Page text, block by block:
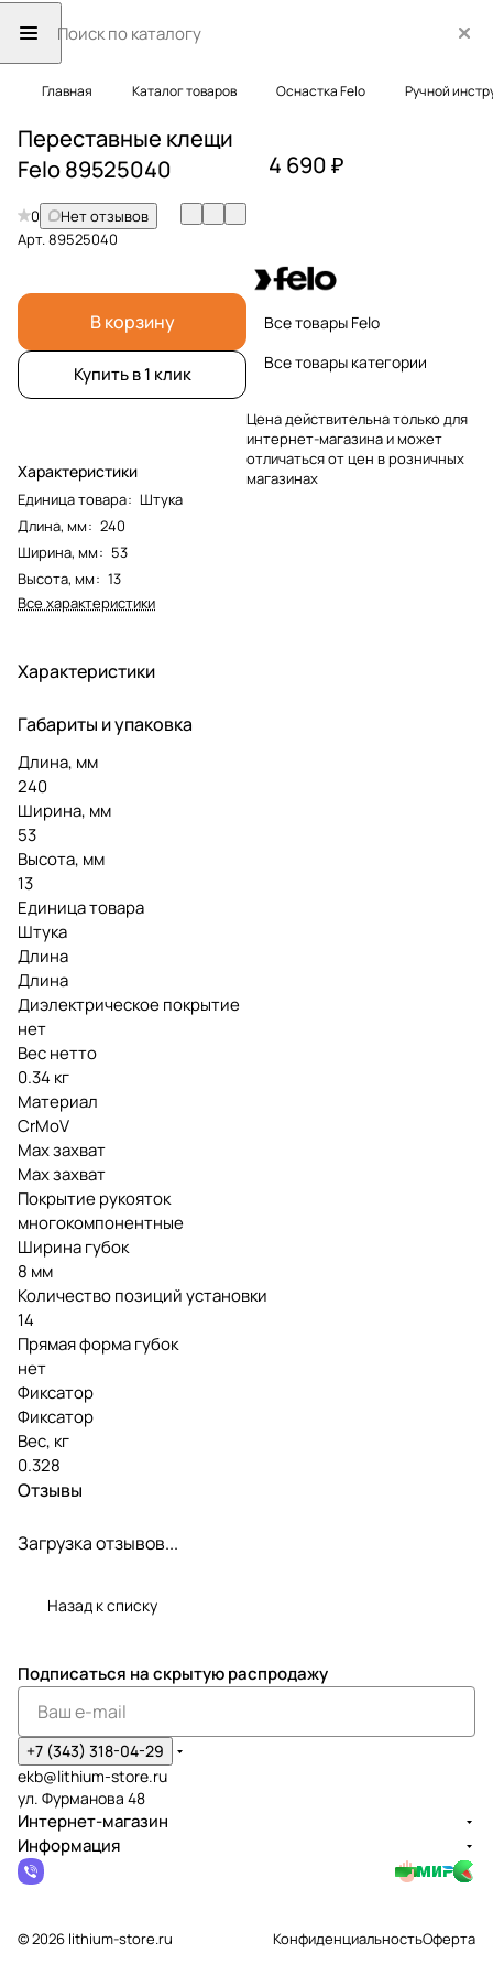
Главная Каталог товаров Оснастка Felo Ручной
Переставные клещи
Felo 89525040
0
Нет отзывов
Арт.89525040
В корзину
Купить в 1 клик
Характеристики
Единица товара: Штука
Длина, мм: 240
Ширина, мм: 53
Высота, мм: 13
Все характеристики
4 690 ₽
Все товары Felo
Все товары категории
Цена действительна только для
интернет-магазина и может
отличаться от цен в розничных
магазинах
Характеристики
Габариты и упаковка
Длина, мм
240
Ширина, мм
53
Высота, мм
13
Единица товара
Штука
Длина
Длина
Диэлектрическое покрытие
нет
Вес нетто
0.34 кг
Материал
CrMoV
Мах захват
Мах захват
Покрытие рукояток
многокомпонентные
Ширина губок
8 мм
Количество позиций установки
14
Прямая форма губок
нет
Фиксатор
Фиксатор
Вес, кг
0.328
Отзывы
Загрузка отзывов...
Назад к списку
Подписаться на скрытую распродажу
+7 (343) 318-04-29
ekb@lithium-store.ru
ул. Фурманова 48
Интернет-магазин
Информация
© 2026 lithium-store.ru КонфиденциальностьОферта